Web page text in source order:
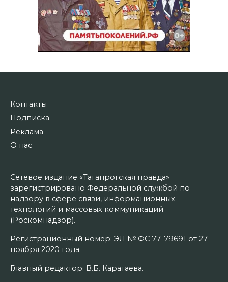
Контакты
Подписка
Реклама
О нас
Сетевое издание «Таганрогская правда»
зарегистрировано Федеральной службой по
надзору в сфере связи, информационных
технологий и массовых коммуникаций
(Роскомнадзор).
Регистрационный номер: ЭЛ № ФС 77–79691 от 27
ноября 2020 года.
Главный редактор: В.Б. Каратаева.